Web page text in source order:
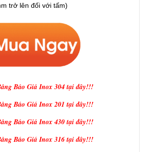
trở lên đối với tấm)
Báo Giá Inox 304 tại đây!!!
Báo Giá Inox 201 tại đây!!!
Báo Giá Inox 430 tại đây!!!
Báo Giá Inox 316 tại đây!!!